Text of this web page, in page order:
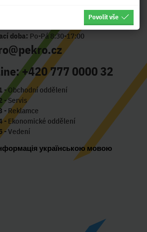
doba: Po-Pá 8:30-17:00
+420 777 0000 32
- Obchodní oddělení
- Servis
- Reklamce
- Ekonomické oddělení
- Vedení
українською мовою
Povolit vše